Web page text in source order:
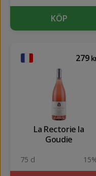
KÖP
279
La Rectorie la
Goudie
75 cl